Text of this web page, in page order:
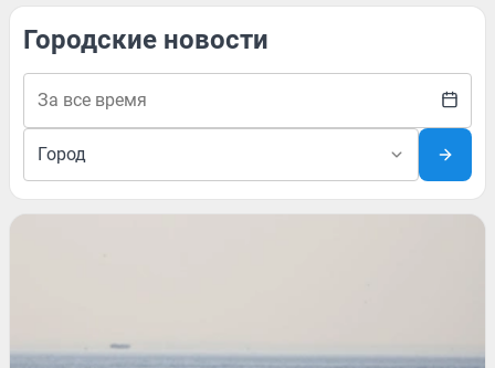
Городские новости